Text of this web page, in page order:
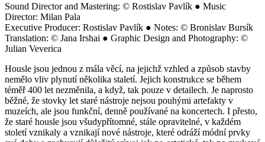
Sound Director and Mastering: © Rostislav Pavlík ● Music
Director: Milan Pala
Executive Producer: Rostislav Pavlík ● Notes: © Bronislav Bursík
Translation: © Jana Irshai ● Graphic Design and Photography: ©
Julian Veverica
Housle jsou jednou z mála věcí, na jejichž vzhled a způsob stavby
nemělo vliv plynutí několika staletí. Jejich konstrukce se během
téměř 400 let nezměnila, a když, tak pouze v detailech. Je naprosto
běžné, že stovky let staré nástroje nejsou pouhými artefakty v
muzeích, ale jsou funkční, denně používané na koncertech. I přesto,
že staré housle jsou všudypřítomné, stále opravitelné, v každém
století vznikaly a vznikají nové nástroje, které odráží módní prvky